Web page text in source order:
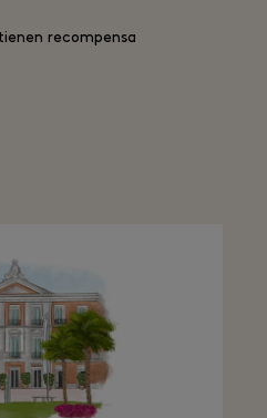
recompensa